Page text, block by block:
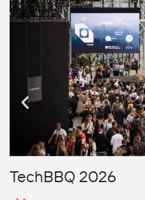
TechBBQ 2026